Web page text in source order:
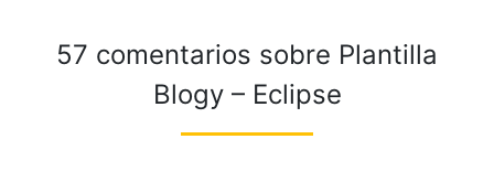
57 comentarios sobre Plantilla
Blogy – Eclipse